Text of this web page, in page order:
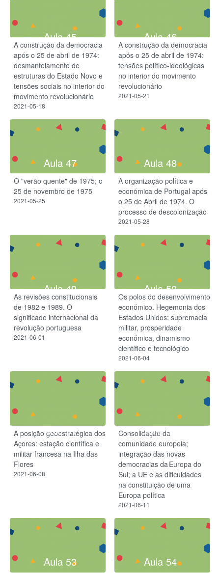
Aula 45
A construção da democracia
após o 25 de abril de 1974:
desmantelamento de
estruturas do Estado Novo e
tensões sociais no interior do
movimento revolucionário
2021-05-18
Aula 46
A construção da democracia
após o 25 de abril de 1974:
tensões político-ideológicas
no interior do movimento
revolucionário
2021-05-21
Aula 47
O "verão quente" de 1975; o
25 de novembro de 1975
2021-05-25
Aula 48
A organização política e
económica de Portugal após
o 25 de Abril de 1974. O
processo de descolonização
2021-05-28
Aula 49
As revisões constitucionais
de 1982 e 1989. O
significado internacional da
revolução portuguesa
2021-06-01
Aula 50
Os polos do desenvolvimento
económico. Hegemonia dos
Estados Unidos: supremacia
militar, prosperidade
económica, dinamismo
científico e tecnológico
2021-06-04
Aula 51
A posição geoestratégica dos
Açores: estação científica e
militar francesa na Ilha das
Flores
2021-06-08
Aula 52
Consolidação da
comunidade europeia;
integração das novas
democracias da Europa do
Sul; a UE e as dificuldades
na constituição de uma
Europa política
2021-06-11
Aula 53 Aula 54